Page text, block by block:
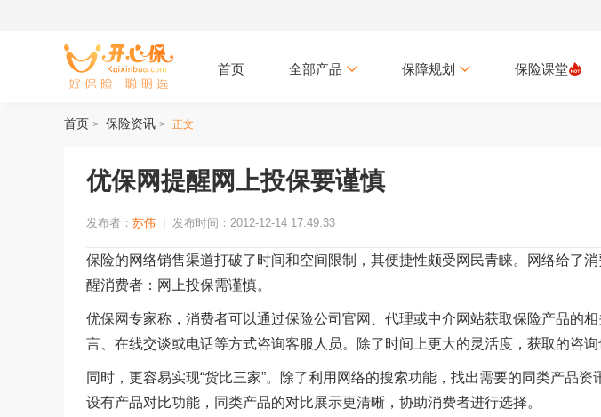
首页 全部产品 保障规划 保险课堂
首页 > 保险资讯 > 正文
优保网提醒网上投保要谨慎
发布者： 苏伟 发布时间：2012-12-14 17:49:33
保险的网络销售渠道打破了时间和空间限制，其便捷性颇受网民青睐。网络给了
醒消费者：网上投保需谨慎。
优保网专家称，消费者可以通过保险公司官网、代理或中介网站获取保险产品的
言、在线交谈或电话等方式咨询客服人员。除了时间上更大的灵活度，获取的咨询
同时，更容易实现“货比三家”。除了利用网络的搜索功能，找出需要的同类产品
设有产品对比功能，同类产品的对比展示更清晰，协助消费者进行选择。